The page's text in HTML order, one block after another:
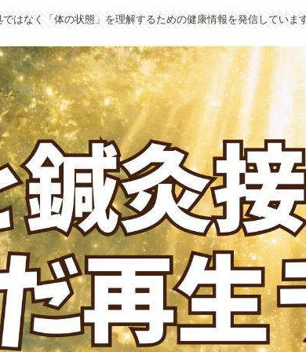
ではなく「体の状態」を理解するための健康情報を発信していま